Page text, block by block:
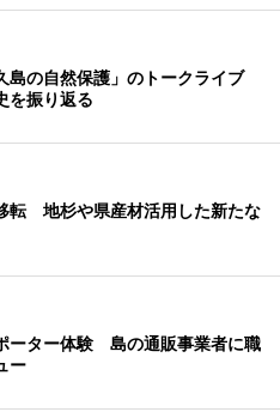
島の自然保護」のトークライブ
を振り返る
転 地杉や県産材活用した新たな
ーター体験 島の通販事業者に職
ー